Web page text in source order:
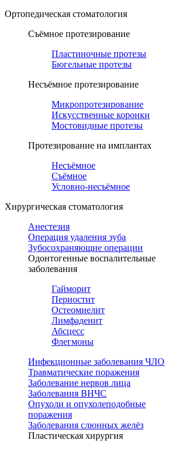
Ортопедическая cтоматология
Съёмное протезирование
Пластиночные протезы
Бюгельные протезы
Несъёмное протезирование
Микропротезирование
Искусственные коронки
Мостовидные протезы
Протезирование на имплантах
Несъёмное
Съёмное
Условно-несъёмное
Хирургическая стоматология
Анестезия
Операция удаления зуба
Зубосохраняющие операции
Одонтогенные воспалительные
заболевания
Гайморит
Периостит
Остеомиелит
Лимфаденит
Абсцесс
Флегмоны
Инфекционные заболевания ЧЛО
Травматические поражения
Заболевание нервов лица
Заболевания ВНЧС
Опухоли и опухолеподобные
поражения
Заболевания слюнных желёз
Пластическая хирургия